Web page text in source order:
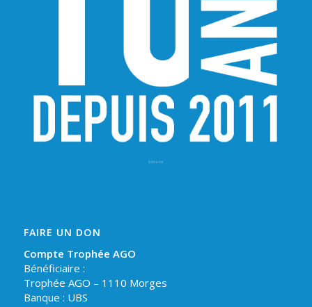
Solidarité
FAIRE UN DON
Compte Trophée AGO
Bénéficiaire :
Trophée AGO – 1110 Morges
Banque : UBS